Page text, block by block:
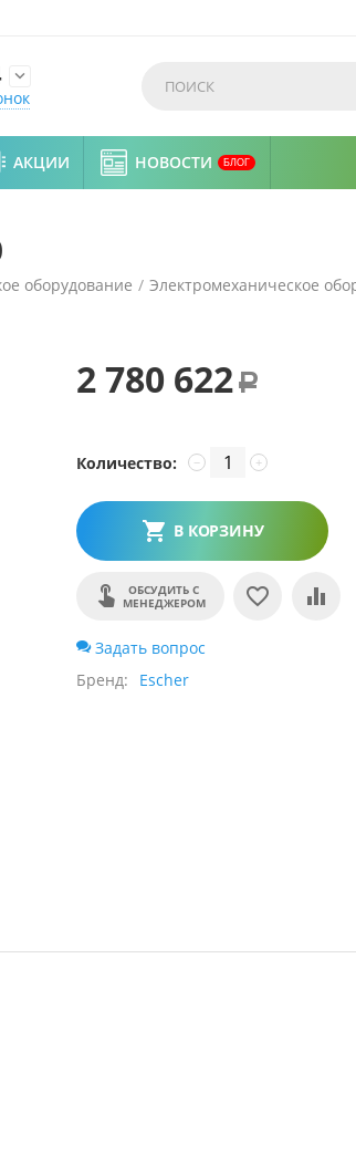

АКЦИИ НОВОСТИ БЛОГ
оборудование / Электромеханическое
2 780 622 Р
Количество: +
−
В КОРЗИНУ
ОБСУДИТЬ С
МЕНЕДЖЕРОМ
Задать вопрос
Бренд
Escher